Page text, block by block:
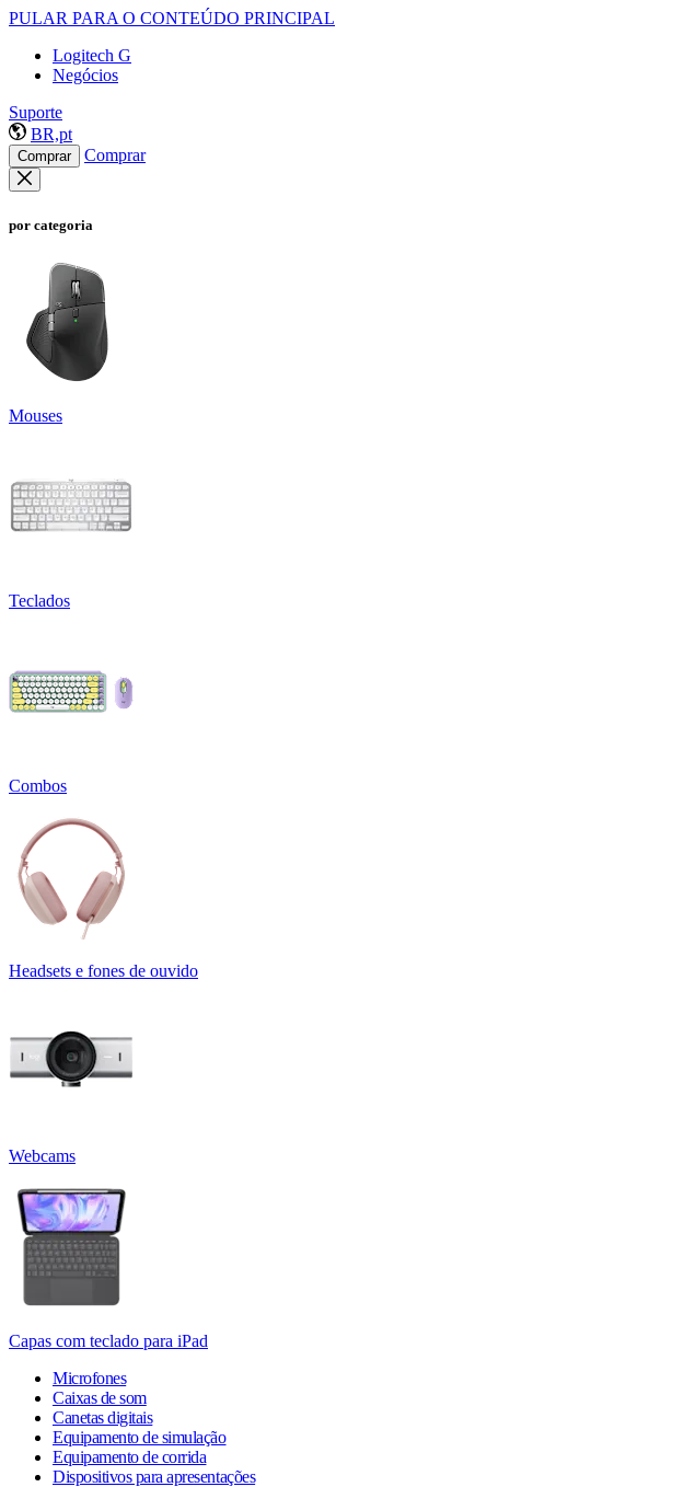
PULAR PARA O CONTEÚDO PRINCIPAL
Logitech G
Negócios
Suporte
BR,pt
Comprar Comprar
por categoria
Mouses
Teclados
Combos
Headsets e fones de ouvido
Webcams
Capas com teclado para iPad
Microfones
Caixas de som
Canetas digitais
Equipamento de simulação
Equipamento de corrida
Dispositivos para apresentações